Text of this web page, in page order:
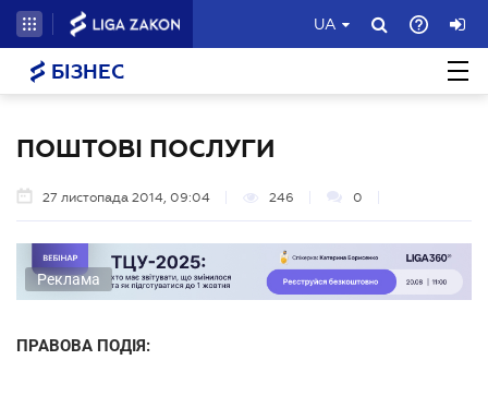
UA
БІЗНЕС
ПОШТОВІ ПОСЛУГИ
27 листопада 2014, 09:04 246 0
Реклама
ПРАВОВА ПОДІЯ: